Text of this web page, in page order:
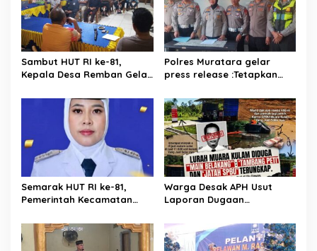
Sambut HUT RI ke-81,
Kepala Desa Remban Gelar
Panitia
Polres Muratara gelar
press release :Tetapkan
Tersangka Kecelakaan
Maut antara Bus ALS dan
Tangki BBM Tewaskan 19
Orang
Semarak HUT RI ke-81,
Pemerintah Kecamatan
Lomba
Warga Desak APH Usut
Laporan Dugaan
Muara Kulam